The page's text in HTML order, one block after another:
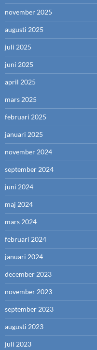
november 2025
augusti 2025
juli 2025
juni 2025
april 2025
mars 2025
februari 2025
januari 2025
november 2024
september 2024
juni 2024
maj 2024
mars 2024
februari 2024
januari 2024
december 2023
november 2023
september 2023
augusti 2023
juli 2023